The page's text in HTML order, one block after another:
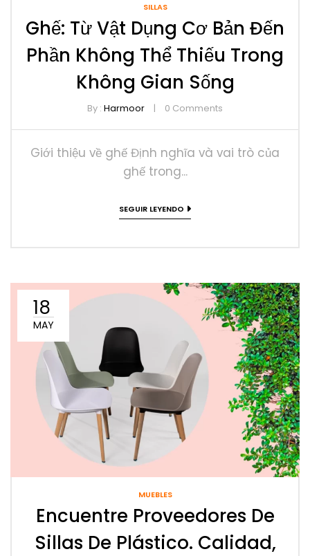
SILLAS
Ghế: Từ Vật Dụng Cơ Bản Đến
Phần Không Thể Thiếu Trong
Không Gian Sống
By : Harmoor 0 Comments
Giới thiệu về ghế Định nghĩa và vai trò của
ghế trong...
SEGUIR LEYENDO
18
MAY
MUEBLES
Encuentre Proveedores De
Sillas De Plástico. Calidad,